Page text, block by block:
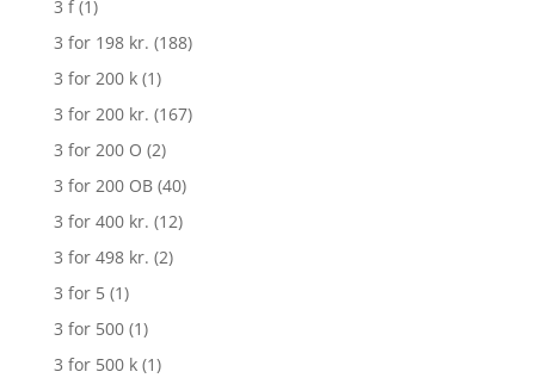
3 f (1)
3 for 198 kr. (188)
3 for 200 k (1)
3 for 200 kr. (167)
3 for 200 O (2)
3 for 200 OB (40)
3 for 400 kr. (12)
3 for 498 kr. (2)
3 for 5 (1)
3 for 500 (1)
3 for 500 k (1)